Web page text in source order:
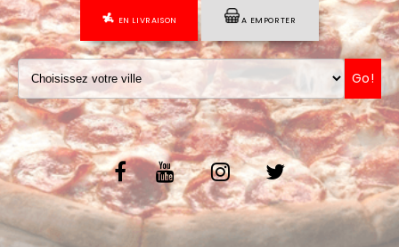
NOTRE RESTAURANT
VOS AVIS
MENTIONS LÉGALES
C.G.V
EN LIVRAISON A EMPORTER
Go!